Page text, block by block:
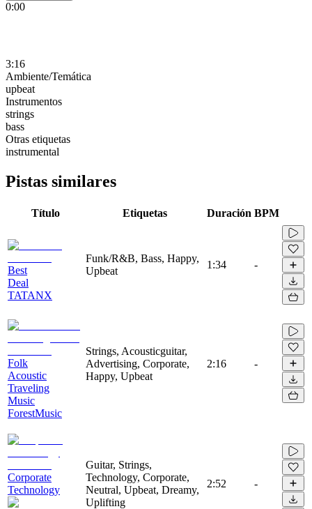
0:00
3:16
Ambiente/Temática
upbeat
Instrumentos
strings
bass
Otras etiquetas
instrumental
Pistas similares
Título Etiquetas Duración BPM
Best
Deal
TATANX
Funk/R&B, Bass, Happy,
Upbeat
1:34 -
Folk
Acoustic
Traveling
Music
ForestMusic
Strings, Acousticguitar,
Advertising, Corporate,
Happy, Upbeat
2:16 -
Corporate
Technology
Guitar, Strings,
Technology, Corporate,
Neutral, Upbeat, Dreamy,
Uplifting
2:52 -